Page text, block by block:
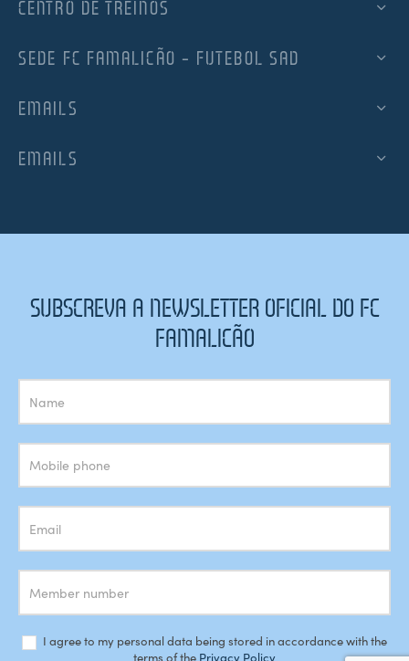
CENTRO DE TREINOS
SEDE FC FAMALICÃO – FUTEBOL SAD
EMAILS
EMAILS
SUBSCREVA A NEWSLETTER OFICIAL DO FC
FAMALICÃO
Subscrição
Newsletter
I agree to my personal data being stored in accordance with the
terms of the Privacy Policy